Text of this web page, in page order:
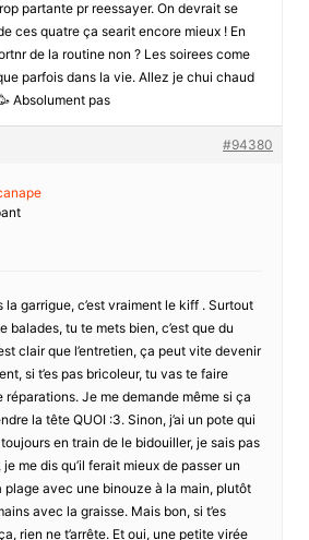
partante pr reessayer. On devrait se
ces quatre ça searit encore mieux ! En
de la routine non ? Les soirees come
parfois dans la vie. Allez je chui chaud
Absolument pas
#94380
la garrigue, c’est vraiment le kiff . Surtout
tu te mets bien, c’est que du
clair que l’entretien, ça peut vite devenir
si t’es pas bricoleur, tu vas te faire
réparations. Je me demande même si ça
la tête QUOI :3. Sinon, j’ai un pote qui
en train de le bidouiller, je sais pas
me dis qu’il ferait mieux de passer un
plage avec une binouze à la main, plutôt
avec la graisse. Mais bon, si t’es
rien ne t’arrête. Et oui, une petite virée